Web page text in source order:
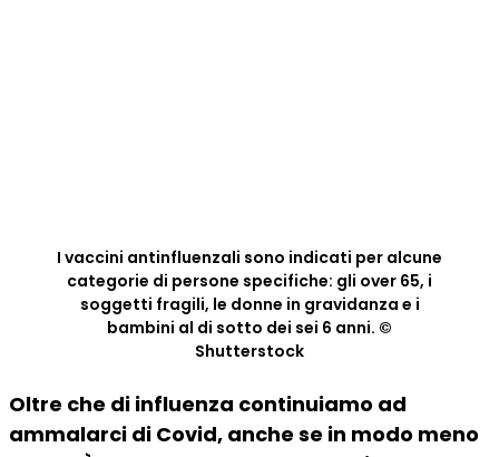
I vaccini antinfluenzali sono indicati per alcune
categorie di persone specifiche: gli over 65, i
soggetti fragili, le donne in gravidanza e i
bambini al di sotto dei sei 6 anni. ©
Shutterstock
Oltre che di influenza continuiamo ad
ammalarci di Covid, anche se in modo meno